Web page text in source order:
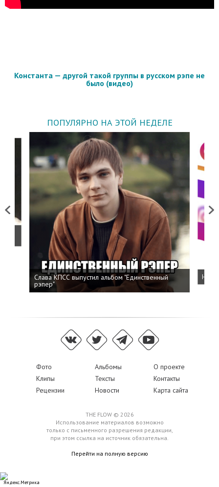
Константа — другой такой группы в русском рэпе не
было (видео)
ПОПУЛЯРНО НА ЭТОЙ НЕДЕЛЕ
Previous
Слава КПСС выпустил альбом "Единственный
рэпер"
Next
Фото Альбомы
О проекте
Клипы
Тексты
Контакты
Рецензии
Новости Карта сайта
THE FLOW © 2026
Использование материалов возможно
только с письменного разрешения редакции,
при этом ссылка на источник обязательна.
Перейти на полную версию